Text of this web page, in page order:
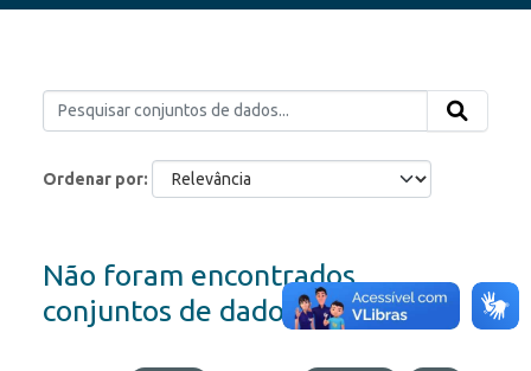
Ordenar por
Não foram encontrados
conjuntos de dados